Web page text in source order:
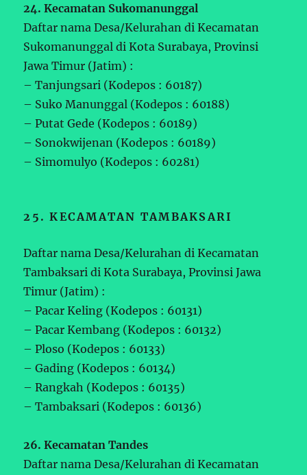
24. Kecamatan Sukomanunggal
Daftar nama Desa/Kelurahan di Kecamatan
Sukomanunggal di Kota Surabaya, Provinsi
Jawa Timur (Jatim) :
– Tanjungsari (Kodepos : 60187)
– Suko Manunggal (Kodepos : 60188)
– Putat Gede (Kodepos : 60189)
– Sonokwijenan (Kodepos : 60189)
– Simomulyo (Kodepos : 60281)
25. KECAMATAN TAMBAKSARI
Daftar nama Desa/Kelurahan di Kecamatan
Tambaksari di Kota Surabaya, Provinsi Jawa
Timur (Jatim) :
– Pacar Keling (Kodepos : 60131)
– Pacar Kembang (Kodepos : 60132)
– Ploso (Kodepos : 60133)
– Gading (Kodepos : 60134)
– Rangkah (Kodepos : 60135)
– Tambaksari (Kodepos : 60136)
26. Kecamatan Tandes
Daftar nama Desa/Kelurahan di Kecamatan